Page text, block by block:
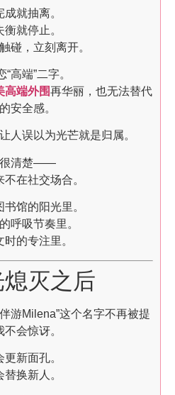
成就抽离。
衡就停止。
碰，立刻离开。
高端”二字。
高端外围再华丽，也无法替代
安全感。
人误以为光芒就是归属。
很清楚——
在社交场合。
馆的阳光里。
呼吸节奏里。
的专注里。
灭之后
游Milena”这个名字不再被提
不会惊讶。
更新面孔。
替换新人。